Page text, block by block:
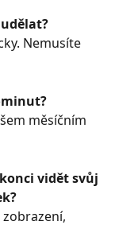
Nemusíte
měsíčním
vidět svůj